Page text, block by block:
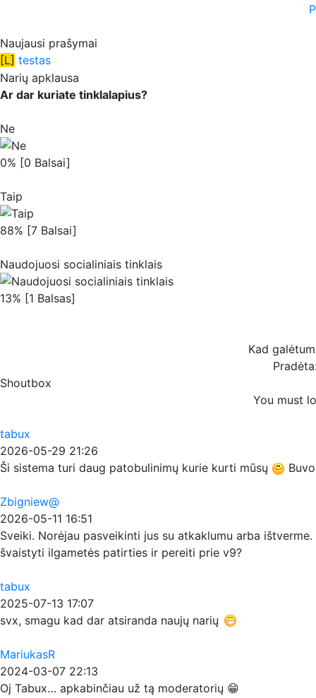
Naujausi prašymai
[L] testas
Narių apklausa
Ar dar kuriate tinklalapius?
Ne
0% [0 Balsai]
Taip
88% [7 Balsai]
Naudojuosi socialiniais tinklais
13% [1 Balsas]
Kad
Shoutbox
You must
tabux
2026-05-29 21:26
Ši sistema turi daug patobulinimų kurie kurti mūsų
Zbigniew@
2026-05-11 16:51
Sveiki. Norėjau pasveikinti jus su atkaklumu arba
švaistyti ilgametės patirties ir pereiti prie v9?
tabux
2025-07-13 17:07
svx, smagu kad dar atsiranda naujų narių
MariukasR
2024-03-07 22:13
Oj Tabux… apkabinčiau už tą moderatorių 😁